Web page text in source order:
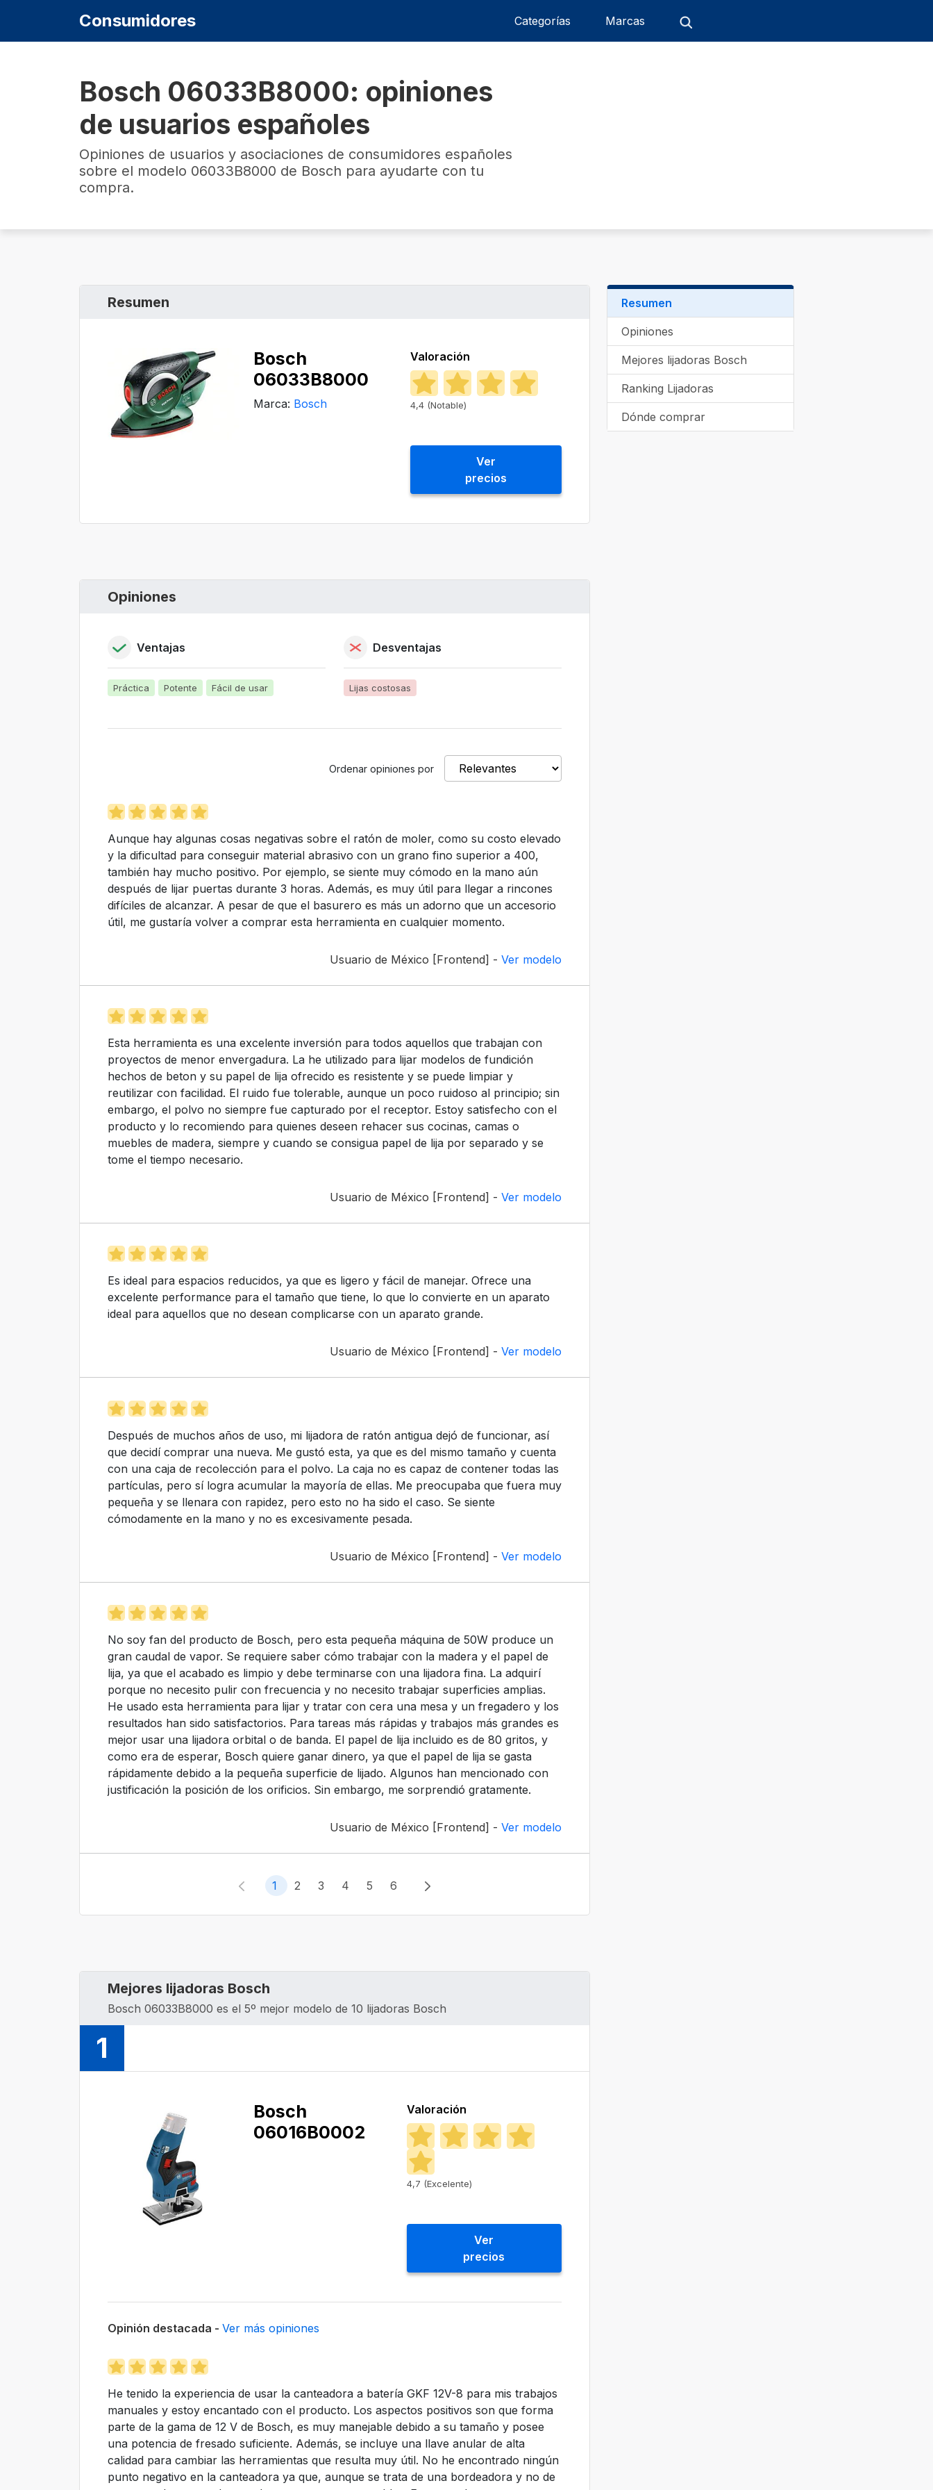
Consumidores Categorías Marcas
Bosch 06033B8000: opiniones
de usuarios españoles
Opiniones de usuarios y asociaciones de consumidores españoles
sobre el modelo 06033B8000 de Bosch para ayudarte con tu
compra.
Resumen
Opiniones
Mejores lijadoras Bosch
Ranking Lijadoras
Dónde comprar
Resumen
Bosch
06033B8000
Marca: Bosch
Valoración
4,4 (Notable)
Ver
precios
Opiniones
Ventajas
Práctica Potente Fácil de usar
Desventajas
Lijas costosas
Ordenar opiniones por
Aunque hay algunas cosas negativas sobre el ratón de moler, como su costo elevado
y la dificultad para conseguir material abrasivo con un grano fino superior a 400,
también hay mucho positivo. Por ejemplo, se siente muy cómodo en la mano aún
después de lijar puertas durante 3 horas. Además, es muy útil para llegar a rincones
difíciles de alcanzar. A pesar de que el basurero es más un adorno que un accesorio
útil, me gustaría volver a comprar esta herramienta en cualquier momento.
Usuario de México [Frontend] - Ver modelo
Esta herramienta es una excelente inversión para todos aquellos que trabajan con
proyectos de menor envergadura. La he utilizado para lijar modelos de fundición
hechos de beton y su papel de lija ofrecido es resistente y se puede limpiar y
reutilizar con facilidad. El ruido fue tolerable, aunque un poco ruidoso al principio; sin
embargo, el polvo no siempre fue capturado por el receptor. Estoy satisfecho con el
producto y lo recomiendo para quienes deseen rehacer sus cocinas, camas o
muebles de madera, siempre y cuando se consigua papel de lija por separado y se
tome el tiempo necesario.
Usuario de México [Frontend] - Ver modelo
Es ideal para espacios reducidos, ya que es ligero y fácil de manejar. Ofrece una
excelente performance para el tamaño que tiene, lo que lo convierte en un aparato
ideal para aquellos que no desean complicarse con un aparato grande.
Usuario de México [Frontend] - Ver modelo
Después de muchos años de uso, mi lijadora de ratón antigua dejó de funcionar, así
que decidí comprar una nueva. Me gustó esta, ya que es del mismo tamaño y cuenta
con una caja de recolección para el polvo. La caja no es capaz de contener todas las
partículas, pero sí logra acumular la mayoría de ellas. Me preocupaba que fuera muy
pequeña y se llenara con rapidez, pero esto no ha sido el caso. Se siente
cómodamente en la mano y no es excesivamente pesada.
Usuario de México [Frontend] - Ver modelo
No soy fan del producto de Bosch, pero esta pequeña máquina de 50W produce un
gran caudal de vapor. Se requiere saber cómo trabajar con la madera y el papel de
lija, ya que el acabado es limpio y debe terminarse con una lijadora fina. La adquirí
porque no necesito pulir con frecuencia y no necesito trabajar superficies amplias.
He usado esta herramienta para lijar y tratar con cera una mesa y un fregadero y los
resultados han sido satisfactorios. Para tareas más rápidas y trabajos más grandes es
mejor usar una lijadora orbital o de banda. El papel de lija incluido es de 80 gritos, y
como era de esperar, Bosch quiere ganar dinero, ya que el papel de lija se gasta
rápidamente debido a la pequeña superficie de lijado. Algunos han mencionado con
justificación la posición de los orificios. Sin embargo, me sorprendió gratamente.
Usuario de México [Frontend] - Ver modelo
1 2 3 4 5 6
Mejores lijadoras Bosch
Bosch 06033B8000 es el 5º mejor modelo de 10 lijadoras Bosch
1
Bosch
06016B0002
Valoración
4,7 (Excelente)
Ver
precios
Opinión destacada - Ver más opiniones
He tenido la experiencia de usar la canteadora a batería GKF 12V-8 para mis trabajos
manuales y estoy encantado con el producto. Los aspectos positivos son que forma
parte de la gama de 12 V de Bosch, es muy manejable debido a su tamaño y posee
una potencia de fresado suficiente. Además, se incluye una llave anular de alta
calidad para cambiar las herramientas que resulta muy útil. No he encontrado ningún
punto negativo en la canteadora ya que, aunque se trata de una bordeadora y no de